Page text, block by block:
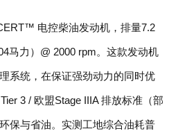
电控柴油发动机，排量7.2
马力）@ 2000 rpm。这款发动机
系统，在保证强劲动力的同时优
3 / 欧盟Stage IIIA 排放标准（部
保与省油。实测工地综合油耗普